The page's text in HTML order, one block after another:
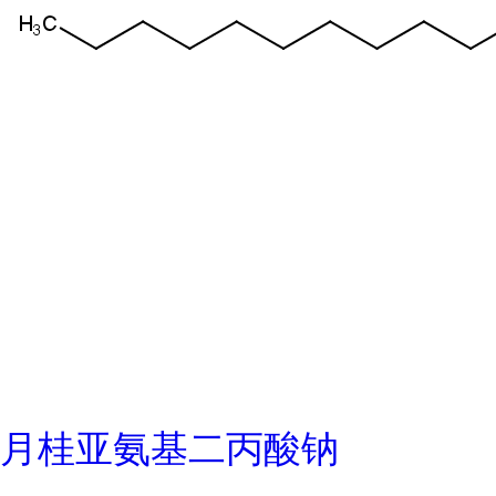
月桂亚氨基二丙酸钠